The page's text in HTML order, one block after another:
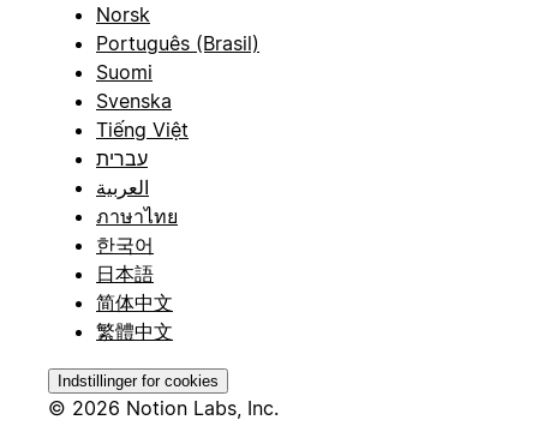
Norsk
Português (Brasil)
Suomi
Svenska
Tiếng Việt
עברית
العربية
ภาษาไทย
한국어
日本語
简体中文
繁體中文
Indstillinger for cookies
© 2026 Notion Labs, Inc.